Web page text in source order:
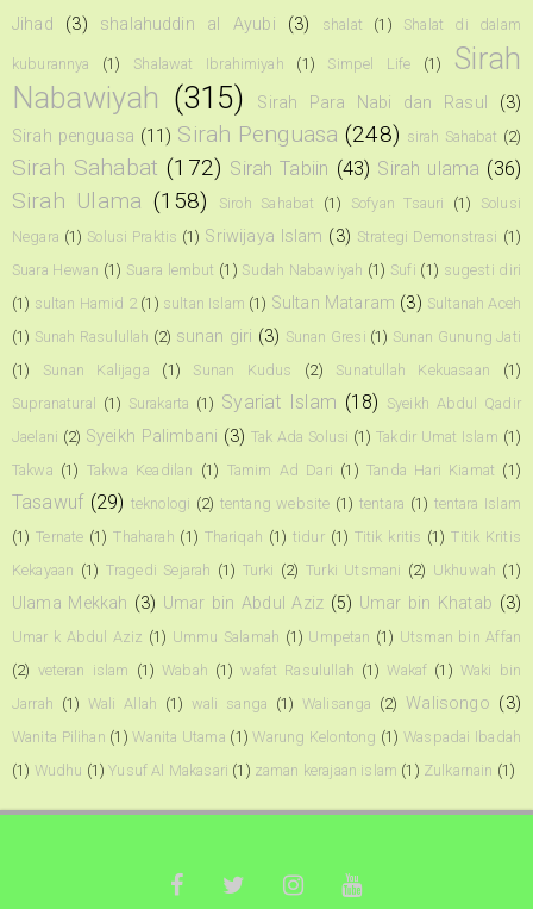
Jihad
(3) shalahuddin al Ayubi (3) shalat (1) Shalat di dalam
kuburannya (1) Shalawat Ibrahimiyah (1) Simpel Life (1)
Sirah
Nabawiyah (315) Sirah Para Nabi dan Rasul
(3)
Sirah penguasa (11) Sirah Penguasa (248) sirah Sahabat (2)
Sirah Sahabat (172) Sirah Tabiin (43) Sirah ulama (36)
Sirah Ulama (158) Siroh Sahabat (1) Sofyan Tsauri (1)
Solusi
Negara (1) Solusi Praktis (1) Sriwijaya Islam (3) Strategi Demonstrasi (1)
Suara Hewan (1) Suara lembut (1) Sudah Nabawiyah (1) Sufi (1) sugesti diri
(1) sultan Hamid 2 (1) sultan Islam (1) Sultan Mataram (3) Sultanah Aceh
(1) Sunah Rasulullah (2) sunan giri (3) Sunan Gresi (1) Sunan Gunung Jati
(1)
Sunan Kalijaga (1) Sunan Kudus (2) Sunatullah Kekuasaan
(1)
Supranatural
(1) Surakarta (1) Syariat Islam (18) Syeikh Abdul Qadir
Jaelani (2) Syeikh Palimbani (3) Tak Ada Solusi (1) Takdir Umat Islam (1)
Takwa (1) Takwa Keadilan (1) Tamim Ad Dari (1) Tanda Hari Kiamat (1)
Tasawuf (29) teknologi (2) tentang website (1) tentara (1) tentara Islam
(1) Ternate (1) Thaharah (1) Thariqah (1) tidur (1) Titik kritis (1) Titik Kritis
Kekayaan (1) Tragedi Sejarah (1) Turki (2) Turki Utsmani (2) Ukhuwah (1)
Ulama Mekkah (3) Umar bin Abdul Aziz (5) Umar bin Khatab (3)
Umar k Abdul Aziz (1) Ummu Salamah (1) Umpetan (1) Utsman bin Affan
(2) veteran islam (1) Wabah (1) wafat Rasulullah (1) Wakaf (1) Waki bin
Jarrah (1) Wali Allah (1) wali sanga (1) Walisanga (2) Walisongo (3)
Wanita Pilihan (1) Wanita Utama (1) Warung Kelontong (1) Waspadai Ibadah
(1) Wudhu (1) Yusuf Al Makasari (1) zaman kerajaan islam (1) Zulkarnain (1)